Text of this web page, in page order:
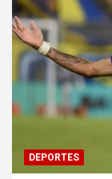
DEPORTES